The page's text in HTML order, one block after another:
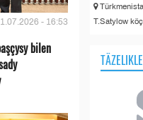
- 16:53
bilen
T.Satylow